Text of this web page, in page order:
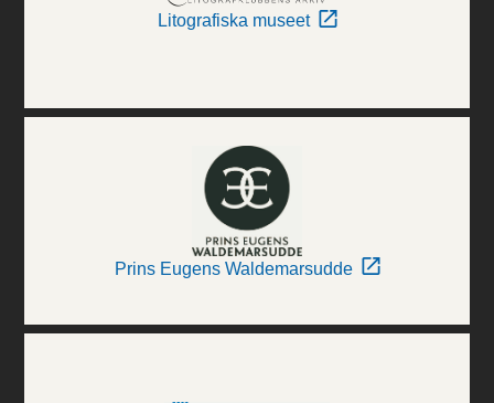
Litografiska museet
Prins Eugens Waldemarsudde